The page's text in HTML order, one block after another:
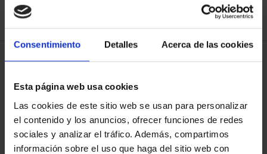
Consentimiento Detalles Acerca de las cookies
Esta página web usa cookies
Las cookies de este sitio web se usan para personalizar
el contenido y los anuncios, ofrecer funciones de redes
sociales y analizar el tráfico. Además, compartimos
información sobre el uso que haga del sitio web con
1 Productos encontrados